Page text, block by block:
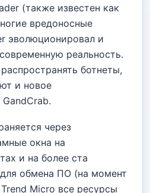
(также известен как
вредоносные
эволюционировал и
реальность.
ботнеты,
и новое
через
окна на
и на более ста
обмена ПО (на момент
Micro все ресурсы